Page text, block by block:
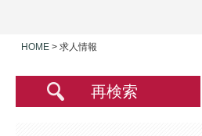
HOME > 求人情報
再検索